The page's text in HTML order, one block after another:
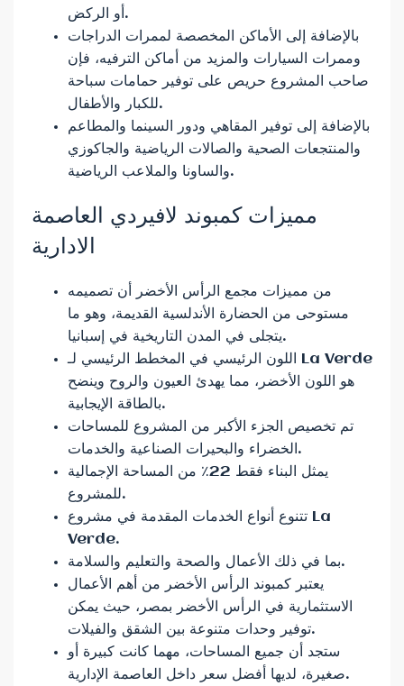
أو الركض.
بالإضافة إلى الأماكن المخصصة لممرات الدراجات
وممرات السيارات والمزيد من أماكن الترفيه، فإن
صاحب المشروع حريص على توفير حمامات سباحة
للكبار والأطفال.
بالإضافة إلى توفير المقاهي ودور السينما والمطاعم
والمنتجعات الصحية والصالات الرياضية والجاكوزي
والساونا والملاعب الرياضية.
مميزات كمبوند لافيردي العاصمة
الادارية
من مميزات مجمع الرأس الأخضر أن تصميمه
مستوحى من الحضارة الأندلسية القديمة، وهو ما
يتجلى في المدن التاريخية في إسبانيا.
اللون الرئيسي في المخطط الرئيسي لـ La Verde
هو اللون الأخضر، مما يهدئ العيون والروح وينضح
بالطاقة الإيجابية.
تم تخصيص الجزء الأكبر من المشروع للمساحات
الخضراء والبحيرات الصناعية والخدمات.
يمثل البناء فقط 22٪ من المساحة الإجمالية
للمشروع.
تتنوع أنواع الخدمات المقدمة في مشروع La
Verde.
بما في ذلك الأعمال والصحة والتعليم والسلامة.
يعتبر كمبوند الرأس الأخضر من أهم الأعمال
الاستثمارية في الرأس الأخضر بمصر، حيث يمكن
توفير وحدات متنوعة بين الشقق والفيلات.
ستجد أن جميع المساحات، مهما كانت كبيرة أو
صغيرة، لديها أفضل سعر داخل العاصمة الإدارية.